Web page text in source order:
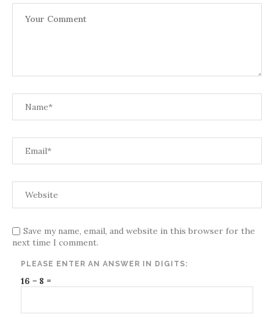
Save my name, email, and website in this browser for the
next time I comment.
PLEASE ENTER AN ANSWER IN DIGITS:
16 − 8 =